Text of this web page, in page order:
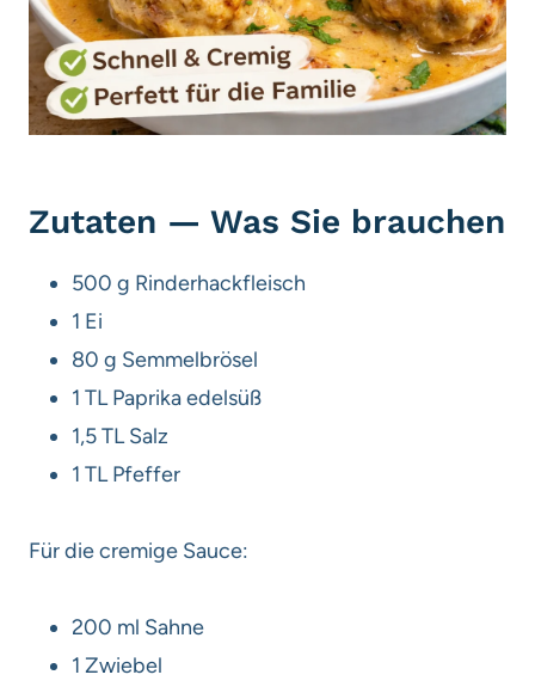
Zutaten — Was Sie brauchen
500 g Rinderhackfleisch
1 Ei
80 g Semmelbrösel
1 TL Paprika edelsüß
1,5 TL Salz
1 TL Pfeffer
Für die cremige Sauce:
200 ml Sahne
1 Zwiebel